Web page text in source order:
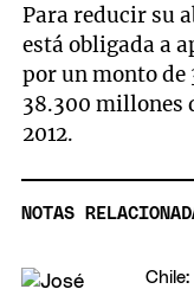
Para reducir su
está obligada a
por un monto de
38.300 millones
2012.
NOTAS